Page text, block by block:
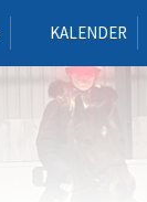
KALENDER